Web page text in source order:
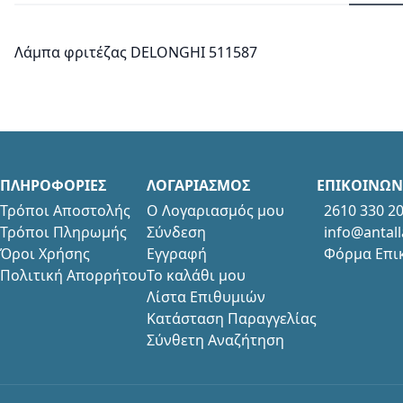
Λάμπα φριτέζας DELONGHI 511587
ΠΛΗΡΟΦΟΡΙΕΣ
Τρόποι Αποστολής
Τρόποι Πληρωμής
Όροι Χρήσης
Πολιτική Απορρήτου
ΛΟΓΑΡΙΑΣΜΟΣ
Ο Λογαριασμός μου
Σύνδεση
Εγγραφή
Το καλάθι μου
Λίστα Επιθυμιών
Κατάσταση Παραγγελίας
Σύνθετη Αναζήτηση
2610 330
Φόρμα